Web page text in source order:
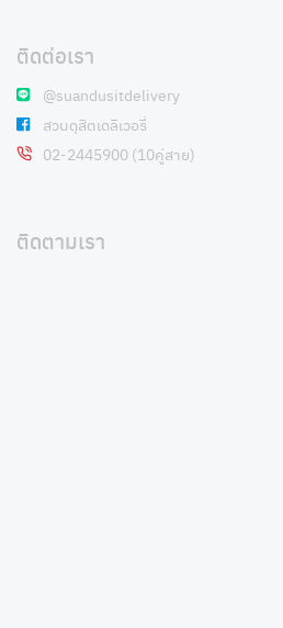
ติดต่อเรา
@suandusitdelivery
สวนดุสิตเดลิเวอรี่
02-2445900 (10คู่สาย)
ติดตามเรา